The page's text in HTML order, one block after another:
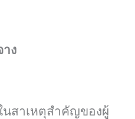
ง
นสาเหตุสำคัญของผู้